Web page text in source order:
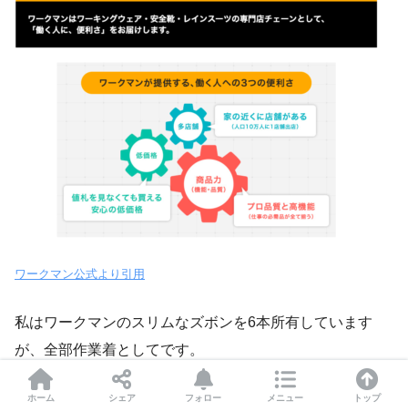
ワークマン公式より引用
私はワークマンのスリムなズボンを6本所有しています
が、全部作業着としてです。
ホーム シェア フォロー メニュー トップ